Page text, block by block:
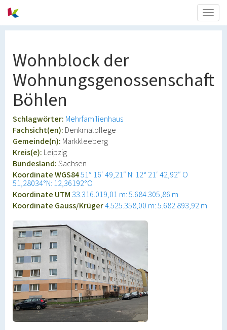
Wohnblock der
Wohnungsgenossenschaft
Böhlen
Schlagwörter: Mehrfamilienhaus
Fachsicht(en): Denkmalpflege
Gemeinde(n): Markkleeberg
Kreis(e): Leipzig
Bundesland:Sachsen
Koordinate WGS8451° 16′ 49,21″ N: 12° 21′ 42,92″ O
51,28034°N: 12,36192°O
Koordinate UTM 33.316.019,01 m: 5.684.305,86 m
Koordinate Gauss/Krüger4.525.358,00 m: 5.682.893,92 m